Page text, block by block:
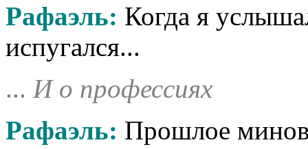
Рафаэль: Когда я
испугался...
... И о профессиях
Рафаэль: Прошлое